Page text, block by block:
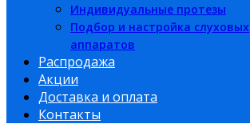
Индивидуальные протезы
Подбор и настройка слуховых
аппаратов
Распродажа
Акции
Доставка и оплата
Контакты